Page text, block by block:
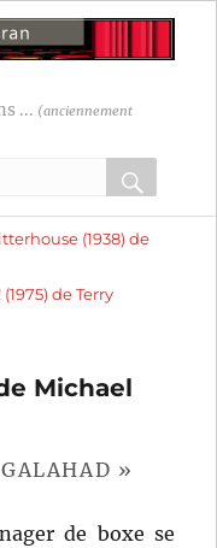
... (anciennement
OK
(1938) de
de Terry
Michael
»
de boxe se